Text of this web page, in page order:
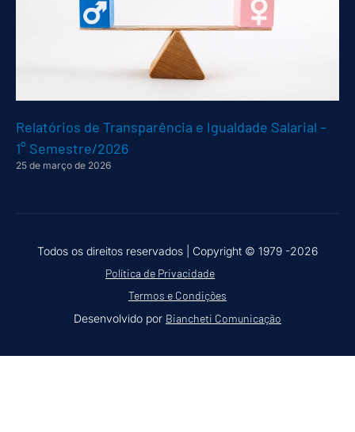
Relatórios de Transparência e Igualdade Salarial –
1° Semestre/2026
25 de março de 2026
Todos os direitos reservados | Copyright © 1979 -2026
Política de Privacidade
Termos e Condições
Desenvolvido por Biancheti Comunicação